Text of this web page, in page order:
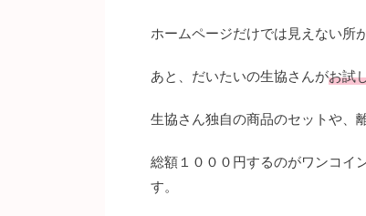
ホームページだけでは見えない所
あと、だいたいの生協さんがお試
生協さん独自の商品のセットや、
総額１０００円するのがワンコイ
す。